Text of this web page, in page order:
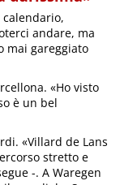
andare, ma
mai gareggiato
«Ho visto
è un bel
«Villard de Lans
stretto e
-. A Waregen